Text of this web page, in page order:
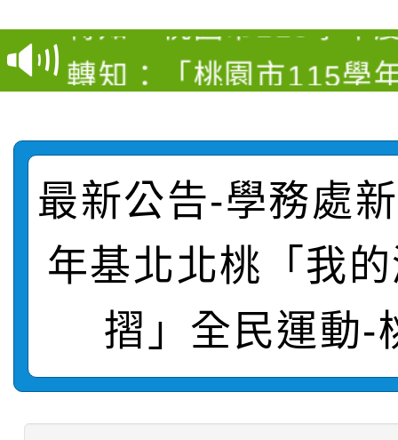
結果(第12招)
賽及師生本土語及新住
轉知：「桃園市115學
動辦法」
轉知臺中市政府政風處
城市手牽手，綠能透明
畫影片一案
轉知：「115學年度全
劇比賽實施要點」及修
轉知：桃園市115年度
敬師藝文競賽』實施計
【甄選結果(第11招)】
學年度第1學期第7次
【甄選結果(第3招)】
最新公告-學務處
年基北北桃「我
摺」全民運動-